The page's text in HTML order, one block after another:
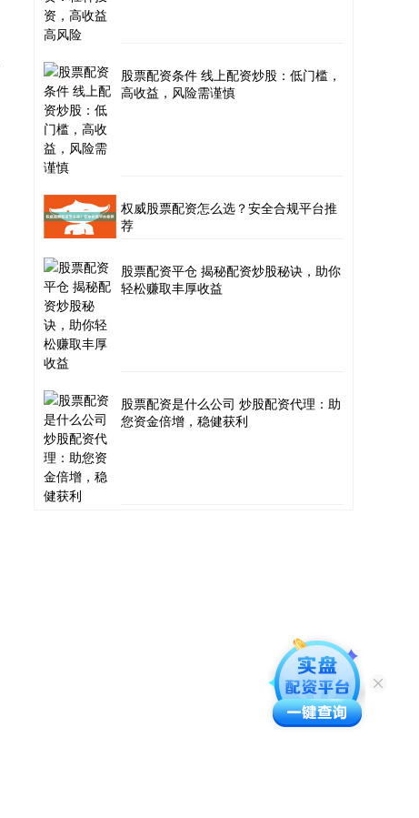
股票配资条件 线上配资炒股：低门槛，
高收益，风险需谨慎
权威股票配资怎么选？安全合规平台推
荐
股票配资平仓 揭秘配资炒股秘诀，助你
轻松赚取丰厚收益
股票配资是什么公司 炒股配资代理：助
您资金倍增，稳健获利